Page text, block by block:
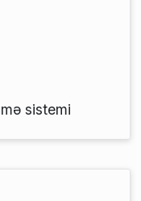
sistemi